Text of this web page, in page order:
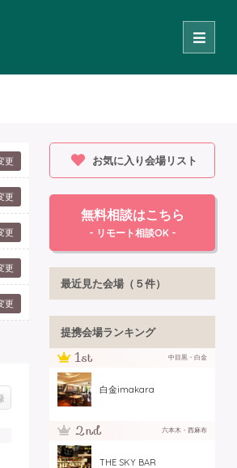
お気に入り会場リスト
無料相談はこちら
- リモート相談OK -
最近見た会場（５件）
提携会場ランキング
中目黒・白金
白金imakara
六本木・西麻布
THE SKY BAR
更
更
更
更
更